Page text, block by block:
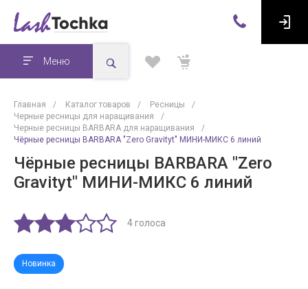
Меню
Главная / Каталог товаров / Ресницы
/
Черные ресницы для наращивания
/
Черные ресницы BARBARA для наращивания
/
Чёрные ресницы BARBARA "Zero Gravityt" МИНИ-МИКС 6 линий
Чёрные ресницы BARBARA "Zero
Gravityt" МИНИ-МИКС 6 линий
4 голоса
Новинка